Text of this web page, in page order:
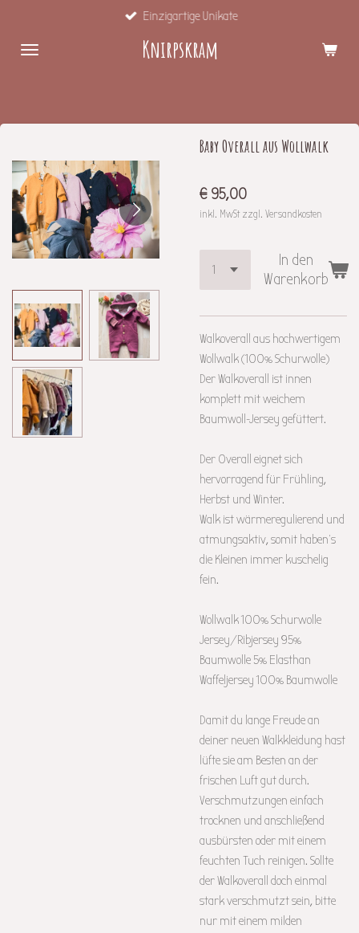
springen
Knirpskram
Einzigartige Unikate
Baby Overall aus Wollwalk
€ 95,00
inkl. MwSt zzgl. Versandkosten
In den
Warenkorb
Walkoverall aus hochwertigem
Wollwalk (100% Schurwolle)
Der Walkoverall ist innen
komplett mit weichem
Baumwoll-Jersey gefüttert.
Der Overall eignet sich
hervorragend für Frühling,
Herbst und Winter.
Walk ist wärmeregulierend und
atmungsaktiv, somit haben's
die Kleinen immer kuschelig
fein.
Wollwalk 100% Schurwolle
Jersey/Ribjersey 95%
Baumwolle 5% Elasthan
Waffeljersey 100% Baumwolle
Damit du lange Freude an
deiner neuen Walkkleidung hast
lüfte sie am Besten an der
frischen Luft gut durch.
Verschmutzungen einfach
trocknen und anschließend
ausbürsten oder mit einem
feuchten Tuch reinigen. Sollte
der Walkoverall doch einmal
stark verschmutzt sein, bitte
nur mit einem milden